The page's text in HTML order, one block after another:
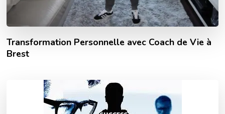
Transformation Personnelle avec Coach de Vie à
Brest